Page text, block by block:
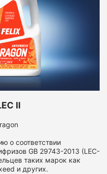
II
о соответствии
GB 29743-2013 (LEC-
таких марок как
и других.